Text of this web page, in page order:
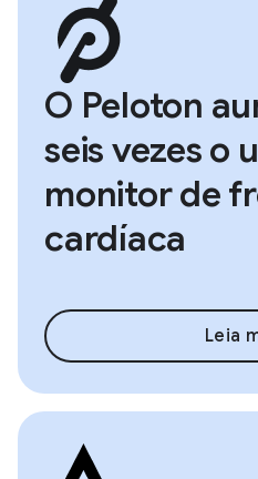
O Peloton
seis vezes o
monitor de
cardíaca
Leia